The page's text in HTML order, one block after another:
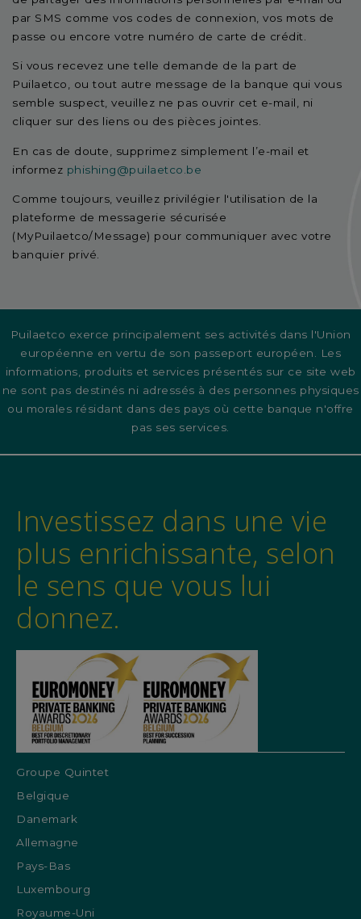
par SMS comme vos codes de connexion, vos mots de
passe ou encore votre numéro de carte de crédit.
Si vous recevez une telle demande de la part de
Puilaetco, ou tout autre message de la banque qui vous
semble suspect, veuillez ne pas ouvrir cet e-mail, ni
cliquer sur des liens ou des pièces jointes.
En cas de doute, supprimez simplement l’e-mail et
informez phishing@puilaetco.be
Comme toujours, veuillez privilégier l'utilisation de la
plateforme de messagerie sécurisée
(MyPuilaetco/Message) pour communiquer avec votre
banquier privé.
Puilaetco exerce principalement ses activités dans l'Union
européenne en vertu de son passeport européen. Les
informations, produits et services présentés sur ce site web
ne sont pas destinés ni adressés à des personnes physiques
ou morales résidant dans des pays où cette banque n'offre
pas ses services.
Investissez dans une vie
plus enrichissante, selon
le sens que vous lui
donnez.
Groupe Quintet
Belgique
Danemark
Allemagne
Pays-Bas
Luxembourg
Royaume-Uni